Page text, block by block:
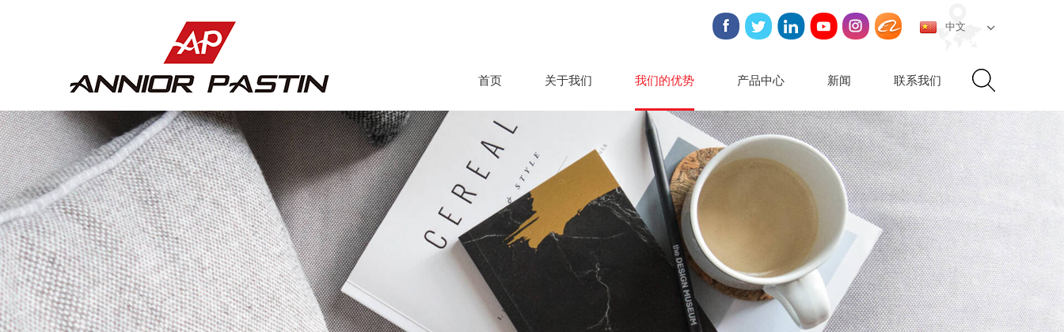
中文
首页 关于我们 我们的优势 产品中心 新闻 联系我们